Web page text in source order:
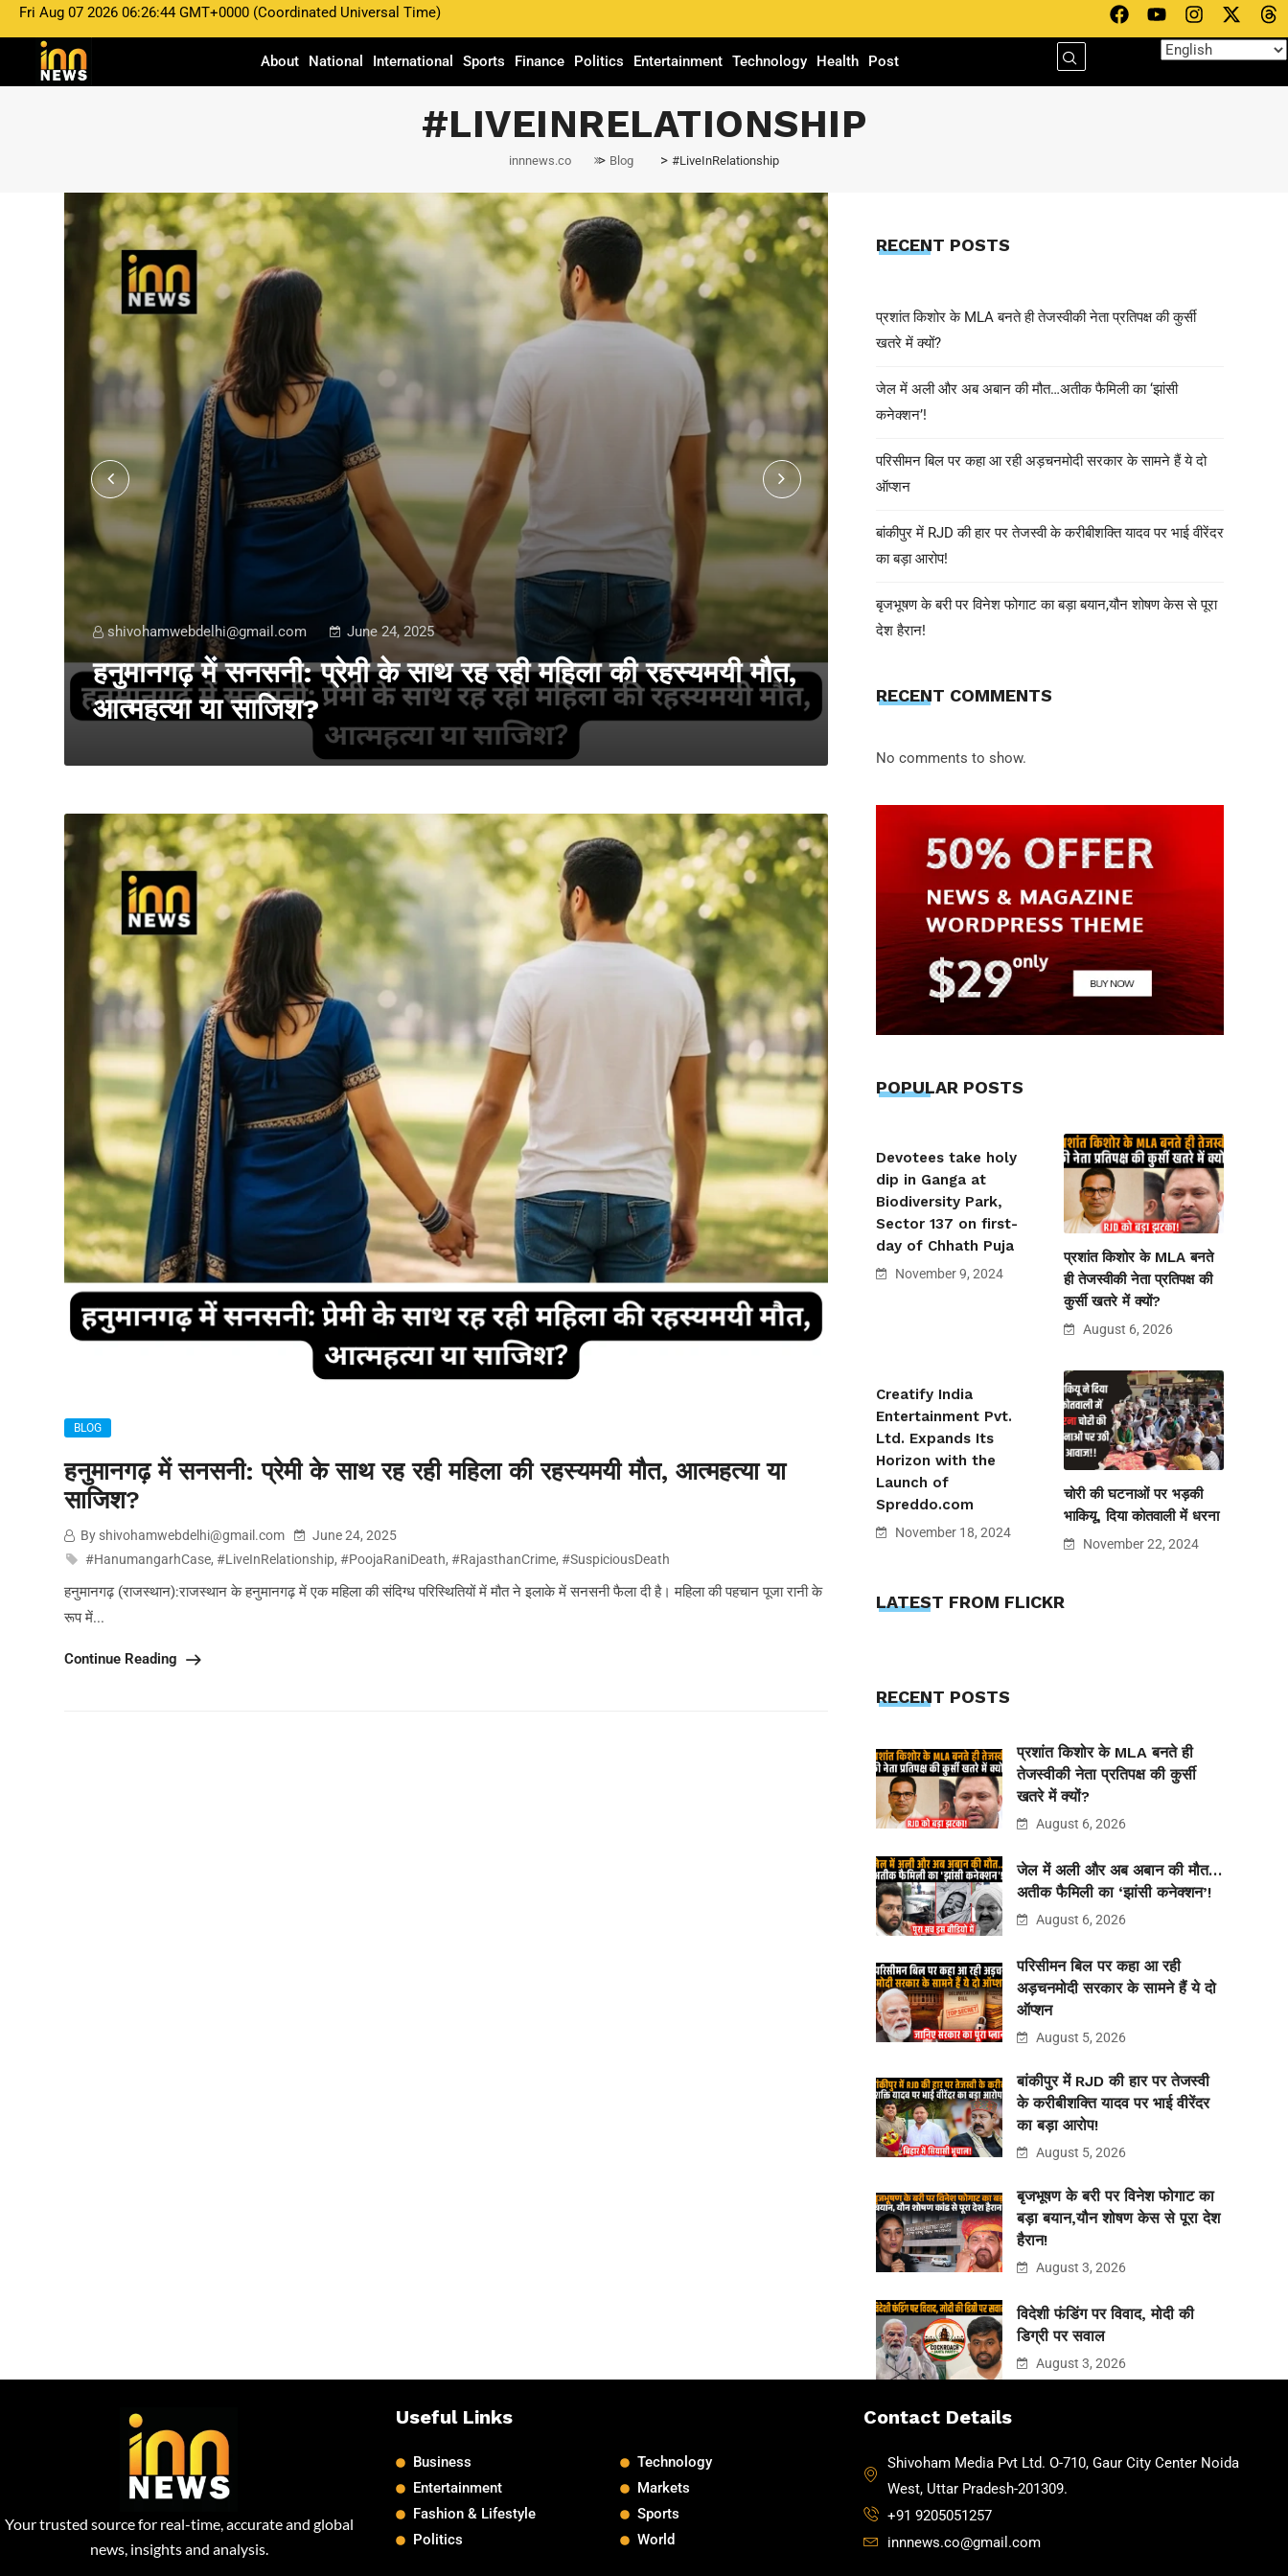
Fri Aug 07 2026 06:26:44 GMT+0000 (Coordinated Universal Time)
About National International Sports Finance Politics Entertainment Technology Health Post
#LIVEINRELATIONSHIP
innnews.co > Blog > #LiveInRelationship
shivohamwebdelhi@gmail.com June 24, 2025
हनुमानगढ़ में सनसनी: प्रेमी के साथ रह रही महिला की रहस्यमयी मौत,
आत्महत्या या साजिश?
shivohamwebdelhi@gmail.com
आत्महत्या या साजिश?
BLOG
हनुमानगढ़ में सनसनी: प्रेमी के साथ रह रही महिला की रहस्यमयी मौत, आत्महत्या या
साजिश?
By shivohamwebdelhi@gmail.com
June 24, 2025
#HanumangarhCase, #LiveInRelationship, #PoojaRaniDeath, #RajasthanCrime, #SuspiciousDeath
हनुमानगढ़ (राजस्थान):राजस्थान के हनुमानगढ़ में एक महिला की संदिग्ध परिस्थितियों में मौत ने इलाके में सनसनी फैला दी है। महिला की पहचान पूजा रानी के
रूप में...
Continue Reading
RECENT POSTS
प्रशांत किशोर के MLA बनते ही तेजस्वीकी नेता प्रतिपक्ष की कुर्सी
खतरे में क्यों?
जेल में अली और अब अबान की मौत…अतीक फैमिली का ‘झांसी
कनेक्शन’!
परिसीमन बिल पर कहा आ रही अड़चनमोदी सरकार के सामने हैं ये दो
ऑप्शन
बांकीपुर में RJD की हार पर तेजस्वी के करीबीशक्ति यादव पर भाई वीरेंदर
का बड़ा आरोप!
बृजभूषण के बरी पर विनेश फोगाट का बड़ा बयान,यौन शोषण केस से पूरा
देश हैरान!
RECENT COMMENTS
No comments to show.
POPULAR POSTS
Devotees take holy
dip in Ganga at
Biodiversity Park,
Sector 137 on first-
day of Chhath Puja
November 9, 2024
प्रशांत किशोर के MLA बनते
ही तेजस्वीकी नेता प्रतिपक्ष की
कुर्सी खतरे में क्यों?
August 6, 2026
Creatify India
Entertainment Pvt.
Ltd. Expands Its
Horizon with the
Launch of
Spreddo.com
November 18, 2024
चोरी की घटनाओं पर भड़की
भाकियू, दिया कोतवाली में धरना
November 22, 2024
LATEST FROM FLICKR
RECENT POSTS
प्रशांत किशोर के MLA बनते ही
तेजस्वीकी नेता प्रतिपक्ष की कुर्सी
खतरे में क्यों?
August 6, 2026
जेल में अली और अब अबान की मौत…
अतीक फैमिली का ‘झांसी कनेक्शन’!
August 6, 2026
परिसीमन बिल पर कहा आ रही
अड़चनमोदी सरकार के सामने हैं ये दो
ऑप्शन
August 5, 2026
बांकीपुर में RJD की हार पर तेजस्वी
के करीबीशक्ति यादव पर भाई वीरेंदर
का बड़ा आरोप!
August 5, 2026
बृजभूषण के बरी पर विनेश फोगाट का
बड़ा बयान,यौन शोषण केस से पूरा देश
हैरान!
August 3, 2026
विदेशी फंडिंग पर विवाद, मोदी की
डिग्री पर सवाल
August 3, 2026
Your trusted source for real-time, accurate and global
news, insights and analysis.
Useful Links
Business
Entertainment
Fashion & Lifestyle
Politics
Technology
Markets
Sports
World
Contact Details
Shivoham Media Pvt Ltd. O-710, Gaur City Center Noida
West, Uttar Pradesh-201309.
+91 9205051257
innnews.co@gmail.com